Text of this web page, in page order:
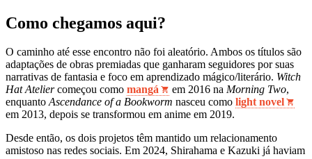
Como chegamos aqui?
O caminho até esse encontro não foi aleatório. Ambos os títulos são
adaptações de obras premiadas que ganharam seguidores por suas
narrativas de fantasia e foco em aprendizado mágico/literário. Witch
Hat Ateliercomeçou como mangá em 2016 na Morning Two,
enquantoAscendance of a Bookworm nasceu como light novel
em 2013, depois se transformou em anime em 2019.
Desde então, os dois projetos têm mantido um relacionamento
amistoso nas redes sociais. Em 2024, Shirahama e Kazuki já haviam